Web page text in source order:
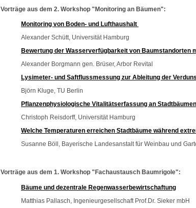
Vorträge aus dem 2. Workshop "Monitoring an Bäumen":
Monitoring von Boden- und Lufthaushalt
Alexander Schütt, Universität Hamburg
Bewertung der Wasserverfügbarkeit von Baumstandorten
Alexander Borgmann gen. Brüser, Arbor Revital
Lysimeter- und Saftflussmessung zur Ableitung der
Björn Kluge, TU Berlin
Pflanzenphysiologische Vitalitätserfassung an
Christoph Reisdorff, Universität Hamburg
Welche Temperaturen erreichen Stadtbäume während
Susanne Böll, Bayerische Landesanstalt für Weinbau und
Vorträge aus dem 1. Workshop "Fachaustausch Baumrigole":
Bäume und dezentrale Regenwasserbewirtschaftung
Matthias Pallasch, Ingenieurgesellschaft Prof.Dr. Sieker mbH